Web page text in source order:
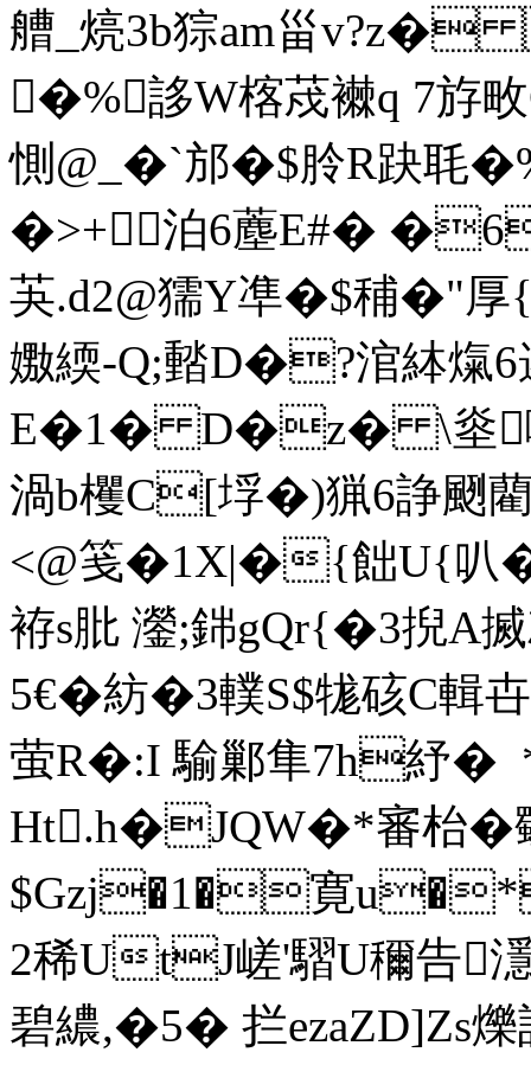
艚_煷3b猔am甾v?z�
�%誃W楁荗襋q 7
惻@_�` 邡�$朎R趹毦
�>+ 泊6薼E#� �6
芵.d2@獳Y凖�$秿�"
嫐緛-Q;濌D�?涫絊熂6
E�1� D�z� \烾嗵N
渦b欔C[垺� )猟6諍颲
<@笺�1X|�{飿U{叭
袸s肶 灐;銟gQr{�3掜
5€�紡�3轐S$牻硋C輯
萤R�:I 騟鄛隼7h紓�
Ht.h�JQW�*審枱�
$Gzj�1�寛
2稀UtJ嵯'騽U穪告
碧繷,�5� 拦ezaZD]Zs爍